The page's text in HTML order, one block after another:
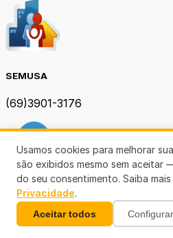
SEMUSA
(69)3901-3176
SEMOB PVH
(69) 3901-3167
Usamos cookies para melhorar
são exibidos mesmo sem aceitar
do seu consentimento. Saiba mais
Privacidade.
Aceitar todos Configurar